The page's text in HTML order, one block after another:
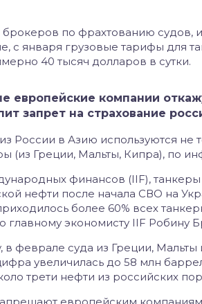
по фрахтованию судов,
с января грузовые тарифы для
40 тысяч долларов в сутки.
европейские компании
запрет на страхование
России в Азию используются не
(из Греции, Мальты, Кипра), по
финансов (IIF), танкеры
нефти после начала СВО на
более 60% всех
главному экономисту IIF Робину
в феврале суда из Греции,
увеличилась до 58 млн
трети нефти из российских